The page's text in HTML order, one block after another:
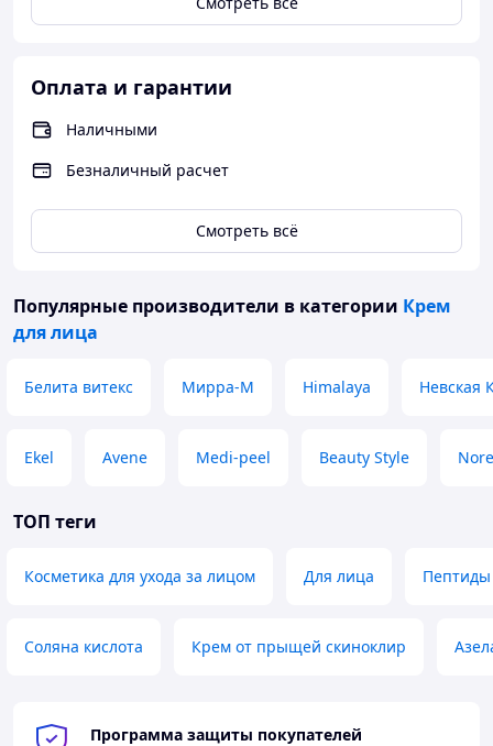
Оплата и гарантии
Наличными
Безналичный расчет
Смотреть всё
Популярные производители в категории Крем
для лица
Белита витекс Мирра-М Himalaya Невская
Ekel Avene Medi-peel Beauty Style
ТОП теги
Косметика для ухода за лицом Для лица Пептиды
Соляна кислота Крем от прыщей скиноклир
Программа защиты покупателей